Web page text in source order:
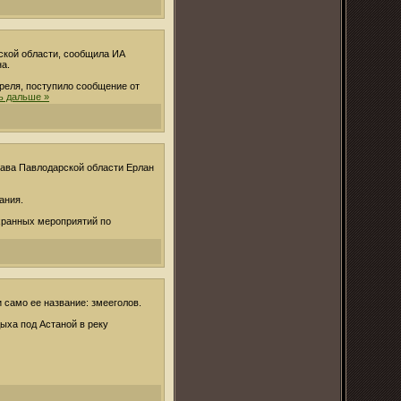
области, сообщила ИА
поступило сообщение от
дальше »
Павлодарской области Ерлан
мероприятий по
ее название: змееголов.
под Астаной в реку